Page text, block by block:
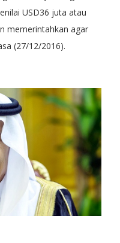
USD36 juta atau
memerintahkan agar
(27/12/2016).